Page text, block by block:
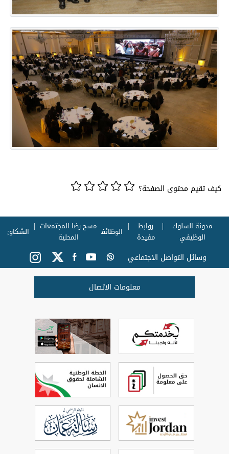
كيف تقيم محتوى الصفحة؟
مدونة السلوك
الوظيفي
روابط
مفيدة
الوظائف مسح رضا المجتمعات
المحلية
الشكاوي
وسائل التواصل الاجتماعي
معلومات الاتصال